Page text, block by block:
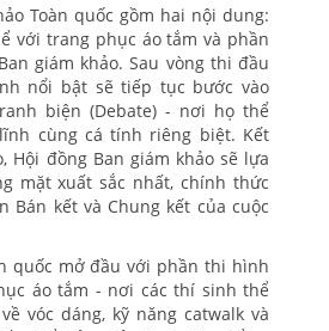
Toàn quốc gồm hai nội dung:
với trang phục áo tắm và phần
giám khảo. Sau vòng thi đầu
nổi bật sẽ tiếp tục bước vào
biện (Debate) - nơi họ thể
cùng cá tính riêng biệt. Kết
Hội đồng Ban giám khảo sẽ lựa
mặt xuất sắc nhất, chính thức
Bán kết và Chung kết của cuộc
quốc mở đầu với phần thi hình
áo tắm - nơi các thí sinh thể
vóc dáng, kỹ năng catwalk và